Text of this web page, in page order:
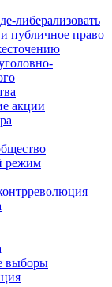
либерализовать
публичное право
акции
режим
выборы